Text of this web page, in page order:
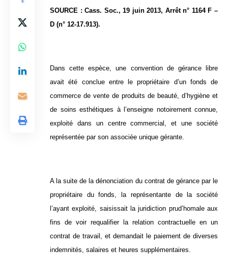
SOURCE : Cass. Soc., 19 juin 2013, Arrêt n° 1164 F –
D (n° 12-17.913).
Dans cette espèce, une convention de gérance libre
avait été conclue entre le propriétaire d’un fonds de
commerce de vente de produits de beauté, d’hygiène et
de soins esthétiques à l’enseigne notoirement connue,
exploité dans un centre commercial, et une société
représentée par son associée unique gérante.
A la suite de la dénonciation du contrat de gérance par le
propriétaire du fonds, la représentante de la société
l’ayant exploité, saisissait la juridiction prud’homale aux
fins de voir requalifier la relation contractuelle en un
contrat de travail, et demandait le paiement de diverses
indemnités, salaires et heures supplémentaires.